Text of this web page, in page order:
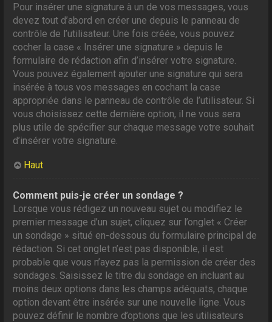
Pour insérer une signature à un de vos messages, vous
devez tout d’abord en créer une depuis le panneau de
contrôle de l’utilisateur. Une fois créée, vous pouvez
cocher la case « Insérer une signature » depuis le
formulaire de rédaction afin d’insérer votre signature.
Vous pouvez également ajouter une signature qui sera
insérée à tous vos messages en cochant la case
appropriée dans le panneau de contrôle de l’utilisateur. Si
vous choisissez cette dernière option, il ne vous sera
plus utile de spécifier sur chaque message votre souhait
d’insérer votre signature.
Haut
Comment puis-je créer un sondage ?
Lorsque vous rédigez un nouveau sujet ou modifiez le
premier message d’un sujet, cliquez sur l’onglet « Créer
un sondage » situé en-dessous du formulaire principal de
rédaction. Si cet onglet n’est pas disponible, il est
probable que vous n’ayez pas la permission de créer des
sondages. Saisissez le titre du sondage en incluant au
moins deux options dans les champs adéquats, chaque
option devant être insérée sur une nouvelle ligne. Vous
pouvez définir le nombre d’options que les utilisateurs